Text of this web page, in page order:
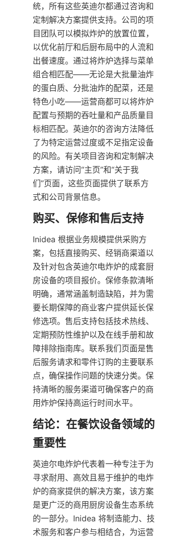
统，所有这些英迪尔都通过咨询和
定制解决方案提供支持。公司的项
目团队可以模拟炸炉的放置位置，
以优化前厅和后厨布局中的人流和
出餐速度。通过将炸炉选择与菜单
组合相匹配——无论是大批量油炸
的蛋白质、分批油炸的配菜，还是
特色小吃——运营商都可以将炸炉
配置与预期的吞吐量和产品质量目
标相匹配。英迪尔的咨询方法降低
了为特定运营过度或不足指定设备
的风险。有关项目咨询和定制解决
方案，请访问“主页”和“关于我
们”页面，这些页面提供了联系方
式和公司背景信息。
Inidea 根据业务规模提供采购方
案，包括直接购买、经销商渠道以
及针对包含英迪尔电炸炉的成套厨
房设备的项目报价。保修条款清晰
明确，通常涵盖制造缺陷，并为需
要长期保障的商业客户提供延长保
修选项。售后支持包括技术热线、
定期预防性维护以及在线手册和故
障排除指南库。联系我们页面是售
后服务请求和零件订购的主要联系
点，确保操作问题的快速分类。保
持清晰的服务渠道可确保客户的商
用炸炉保持高运行时间水平。
结论：在餐饮设备领域的
英迪尔电炸炉代表着一种专注于为
寻求耐用、高效且易于维护的电炸
炉的商家提供的解决方案，该方案
是更广泛的商用厨房设备生态系统
的一部分。Inidea 将制造能力、技
术服务和客户参与相结合，为运营